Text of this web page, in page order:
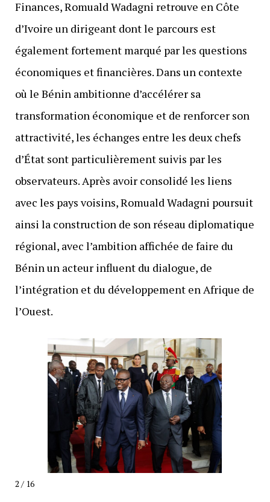
Finances, Romuald Wadagni retrouve en Côte
d’Ivoire un dirigeant dont le parcours est
également fortement marqué par les questions
économiques et financières. Dans un contexte
où le Bénin ambitionne d’accélérer sa
transformation économique et de renforcer son
attractivité, les échanges entre les deux chefs
d’État sont particulièrement suivis par les
observateurs. Après avoir consolidé les liens
avec les pays voisins, Romuald Wadagni poursuit
ainsi la construction de son réseau diplomatique
régional, avec l’ambition affichée de faire du
Bénin un acteur influent du dialogue, de
l’intégration et du développement en Afrique de
l’Ouest.
2 / 16